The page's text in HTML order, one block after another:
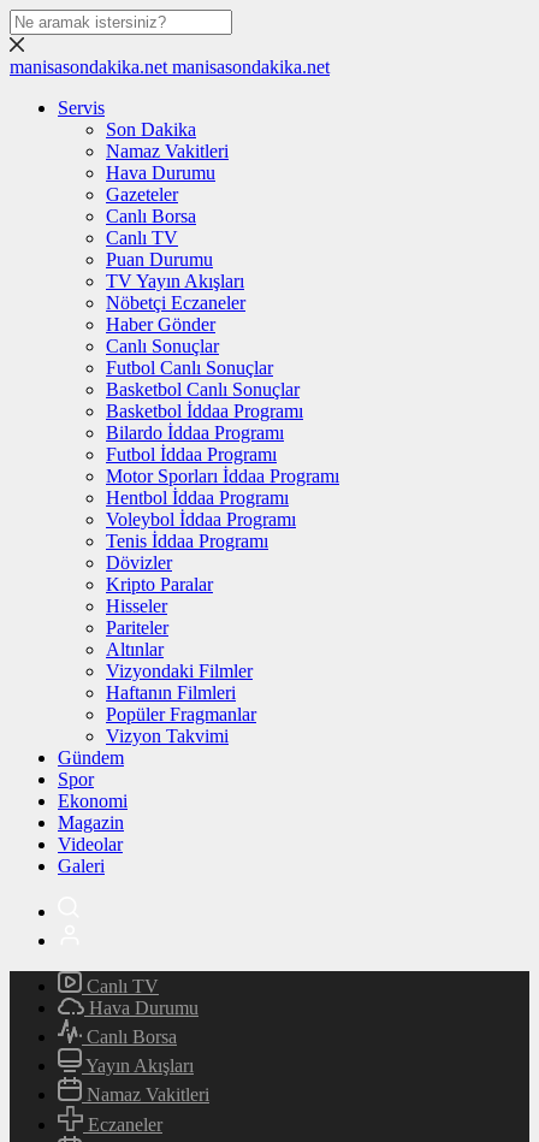
manisasondakika.net manisasondakika.net
Servis
Son Dakika
Namaz Vakitleri
Hava Durumu
Gazeteler
Canlı Borsa
Canlı TV
Puan Durumu
TV Yayın Akışları
Nöbetçi Eczaneler
Haber Gönder
Canlı Sonuçlar
Futbol Canlı Sonuçlar
Basketbol Canlı Sonuçlar
Basketbol İddaa Programı
Bilardo İddaa Programı
Futbol İddaa Programı
Motor Sporları İddaa Programı
Hentbol İddaa Programı
Voleybol İddaa Programı
Tenis İddaa Programı
Dövizler
Kripto Paralar
Hisseler
Pariteler
Altınlar
Vizyondaki Filmler
Haftanın Filmleri
Popüler Fragmanlar
Vizyon Takvimi
Gündem
Spor
Ekonomi
Magazin
Videolar
Galeri
Canlı TV
Hava Durumu
Canlı Borsa
Yayın Akışları
Namaz Vakitleri
Eczaneler